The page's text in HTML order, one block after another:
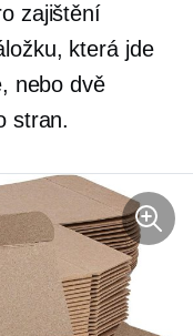
zajištění
která jde
nebo dvě
stran.